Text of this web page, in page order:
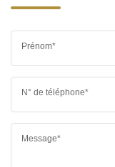
Prénom*
N° de téléphone*
Message*